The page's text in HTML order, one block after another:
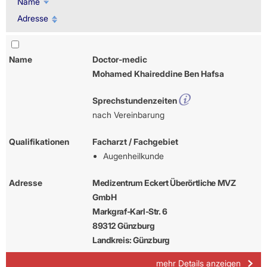
Adresse
Name
Doctor-medic
Mohamed Khaireddine Ben Hafsa
Sprechstundenzeiten
nach Vereinbarung
Qualifikationen
Facharzt / Fachgebiet
Augenheilkunde
Adresse
Medizentrum Eckert Überörtliche MVZ
GmbH
Markgraf-Karl-Str. 6
89312 Günzburg
Landkreis: Günzburg
mehr Details anzeigen